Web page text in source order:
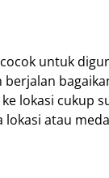
untuk
lokasi
atau